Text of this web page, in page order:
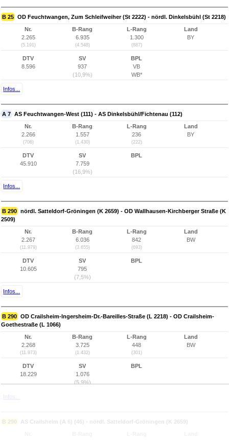
B 25 OD Feuchtwangen, Zum Schleifweiher (St 2222) - nördl. Dinkelsbühl (St 2218)
Nr.
2.265
(5.191)
B-Rang
6.935
(4.548)
L-Rang
1.300
(887)
Land
BY
DTV
8.596
SV
937
(10,9%)
BPL
VB
WB*
Infos...
A 7 AS Feuchtwangen-West (111) - AS Dinkelsbühl/Fichtenau (112)
Nr.
2.266
(706)
B-Rang
1.557
(1.430)
L-Rang
236
(222)
Land
BY
DTV
45.910
SV
7.759
(16,9%)
BPL
Infos...
B 290 nördl. Satteldorf-Gröningen (K 2659) - OD Wallhausen-Kirchberger Straße (K
2509)
Nr.
2.267
(11.979)
B-Rang
6.036
(3.655)
L-Rang
842
(693)
Land
BW
DTV
10.605
SV
795
(7,5%)
BPL
Infos...
B 290 OD Crailsheim-Ingersheim-Dr.-Bareilles-Straße (L 2218) - OD Crailsheim-
Goethestraße (L 1066)
Nr.
2.268
(11.973)
B-Rang
3.725
(1.432)
L-Rang
448
(301)
Land
BW
DTV
18.229
SV
1.076
(5,9%)
BPL
Infos...
B 290 AS Crailsheim (A 6) (46) - nördl. Satteldorf-Gröningen (K 2659)